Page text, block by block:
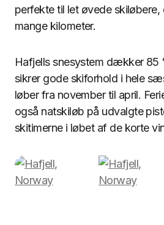
perfekte til let øvede skiløbere,
mange kilometer.
Hafjells snesystem dækker 85
sikrer gode skiforhold i hele
løber fra november til april.
også natskiløb på udvalgte
skitimerne i løbet af de korte